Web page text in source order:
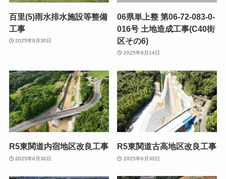
百里(5)雨水排水施設等整備
工事
2025年9月30日
06県単上整 第06-72-083-0-
016号 土地造成工事(C40街
区その6)
2025年8月14日
R5東関道内宿地区改良工事
2025年6月30日
R5東関道古高地区改良工事
2025年6月30日